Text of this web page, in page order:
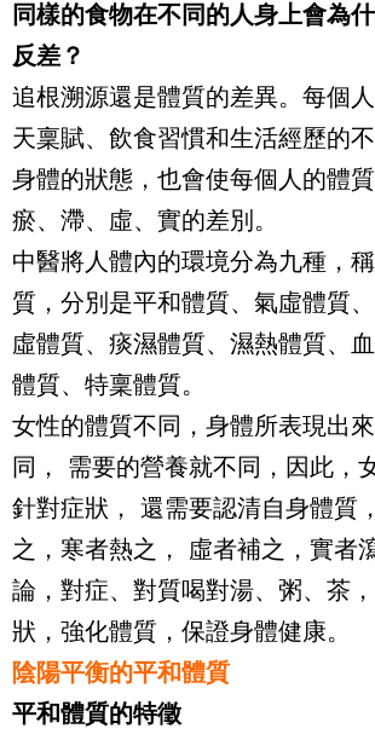
同樣的食物在不同的人身上會為
反差？
追根溯源還是體質的差異。每個
天稟賦、飲食習慣和生活經歷的
身體的狀態，也會使每個人的體質
瘀、滯、虛、實的差別。
中醫將人體內的環境分為九種，
質，分別是平和體質、氣虛體質
虛體質、痰濕體質、濕熱體質、
體質、特稟體質。
女性的體質不同，身體所表現出
同， 需要的營養就不同，因此，
針對症狀， 還需要認清自身體質
之，寒者熱之， 虛者補之，實者
論，對症、對質喝對湯、粥、茶
狀，強化體質，保證身體健康。
陰陽平衡的平和體質
平和體質的特徵